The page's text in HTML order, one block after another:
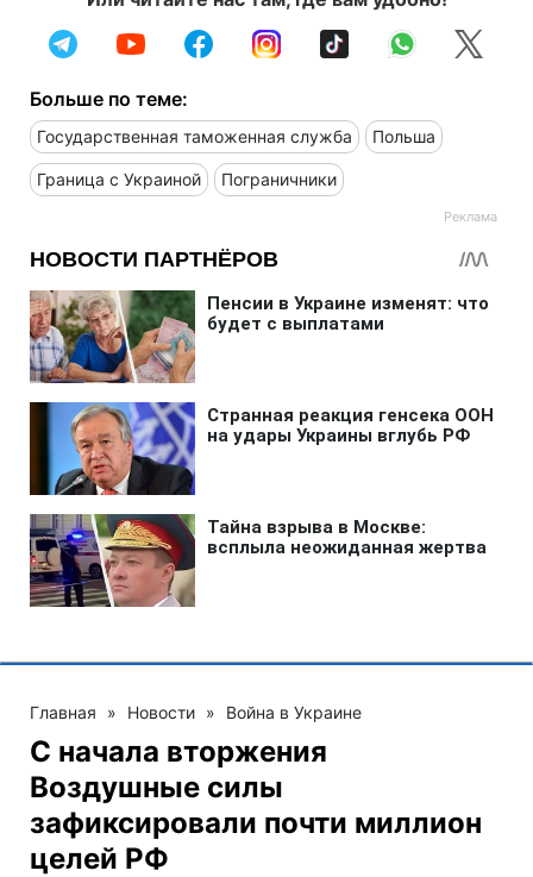
Больше по теме:
Государственная таможенная служба Польша
Граница с Украиной Пограничники
Главная » Новости » Война в Украине
С начала вторжения
Воздушные силы
зафиксировали почти миллион
целей РФ